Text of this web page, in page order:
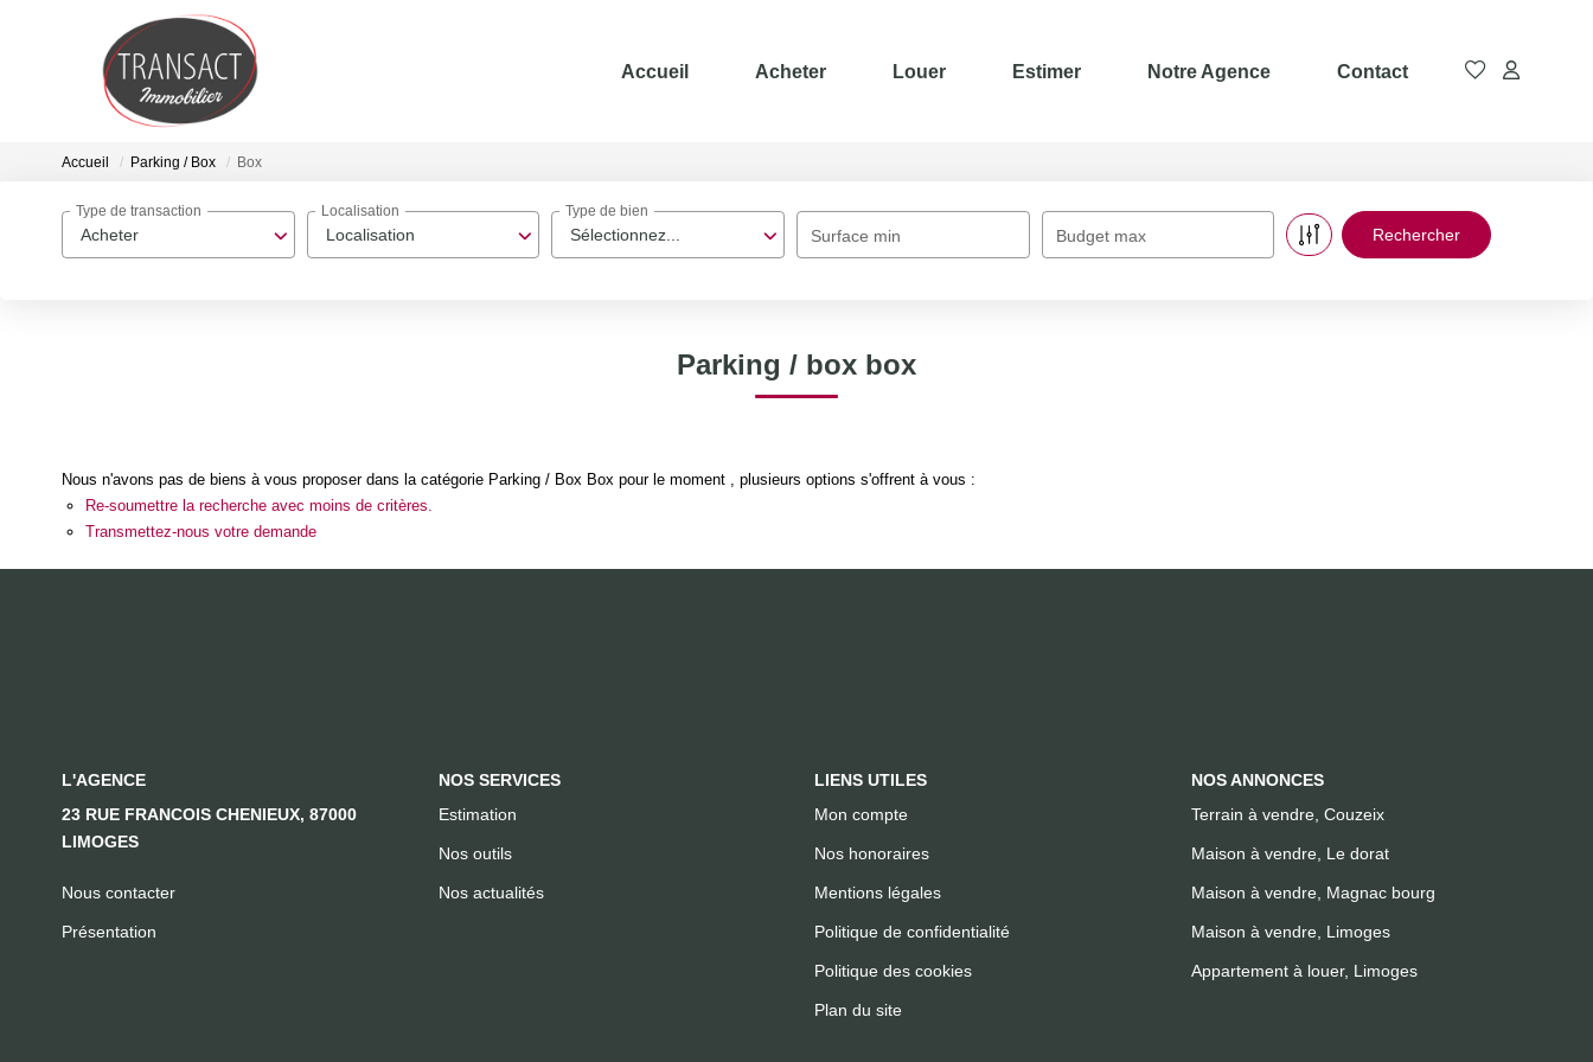
Accueil Acheter Louer Estimer Notre Agence Contact
Accueil Parking / Box Box
Acheter
Type de transaction
Localisation
Localisation
Sélectionnez...
Type de bien
Surface min Budget max
Parking / box box
Nous n'avons pas de biens à vous proposer dans la catégorie Parking / Box Box pour le moment , plusieurs options s'offrent à vous :
Re-soumettre la recherche avec moins de critères.
Transmettez-nous votre demande
L'AGENCE
23 RUE FRANCOIS CHENIEUX, 87000
LIMOGES
Nous contacter
Présentation
NOS SERVICES
Estimation
Nos outils
Nos actualités
LIENS UTILES
Mon compte
Nos honoraires
Mentions légales
Politique de confidentialité
Politique des cookies
Plan du site
NOS ANNONCES
Terrain à vendre, Couzeix
Maison à vendre, Le dorat
Maison à vendre, Magnac bourg
Maison à vendre, Limoges
Appartement à louer, Limoges